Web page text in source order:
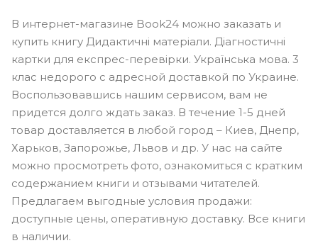
В интернет-магазине Book24 можно заказать и
купить книгу Дидактичні матеріали. Діагностичні
картки для експрес-перевірки. Українська мова. 3
клас недорого с адресной доставкой по Украине.
Воспользовавшись нашим сервисом, вам не
придется долго ждать заказ. В течение 1-5 дней
товар доставляется в любой город – Киев, Днепр,
Харьков, Запорожье, Львов и др. У нас на сайте
можно просмотреть фото, ознакомиться с кратким
содержанием книги и отзывами читателей.
Предлагаем выгодные условия продажи:
доступные цены, оперативную доставку. Все книги
в наличии.